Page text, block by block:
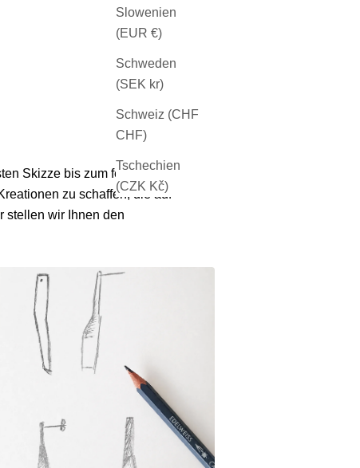
Slowenien
(EUR €)
Schweden
(SEK kr)
Schweiz (CHF
CHF)
Tschechien
(CZK Kč)
Skizze bis zum fertigen Stück
zu schaffen, die auf
stellen wir Ihnen den